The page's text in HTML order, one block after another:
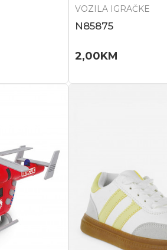
VOZILA IGRAČKE
N85875
2,00KM